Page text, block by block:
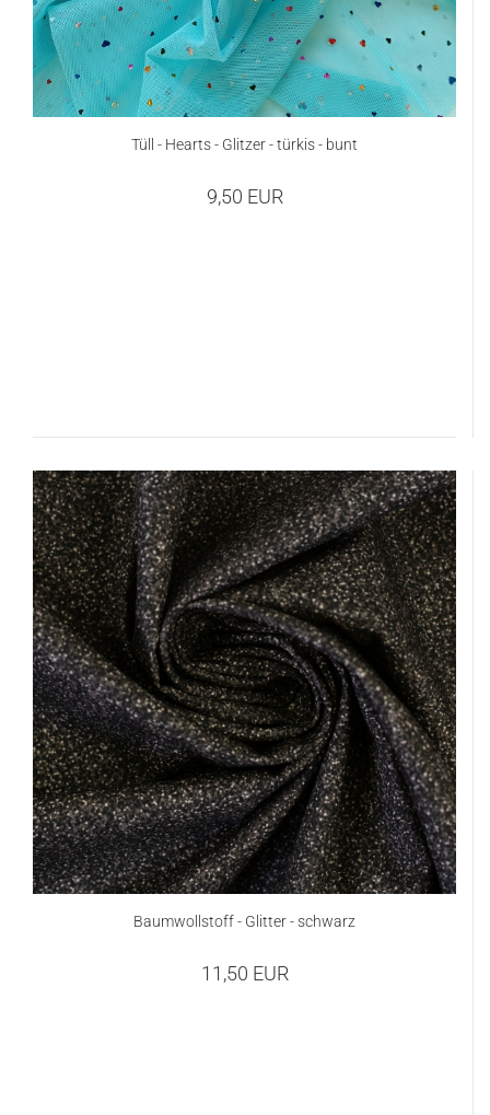
Tüll - Hearts - Glitzer - türkis - bunt
9,50 EUR
Baumwollstoff - Glitter - schwarz
11,50 EUR